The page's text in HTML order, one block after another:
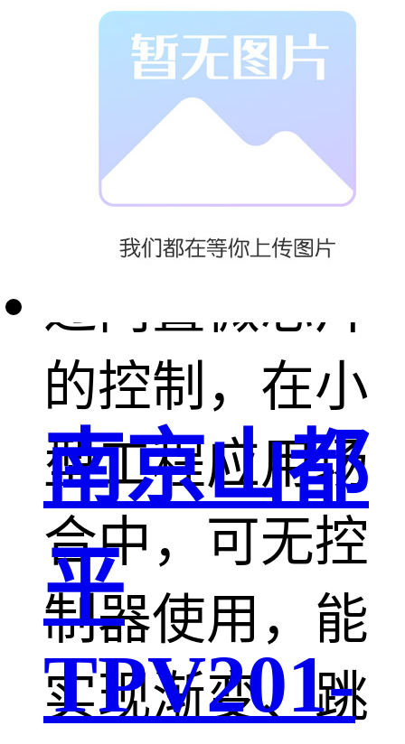
应用场合及可
实现的效果：
LED洗墙灯通
过内置微芯片
的控制，在小
型工程应用场
合中，可无控
制器使用，能
实现渐变、跳
南京山都
平
TPV201-